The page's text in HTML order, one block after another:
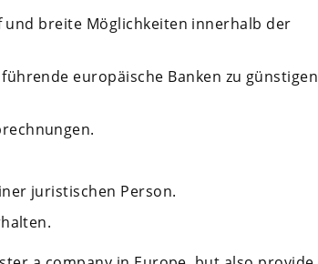
breite Möglichkeiten innerhalb der
europäische Banken zu günstigen
juristischen Person.